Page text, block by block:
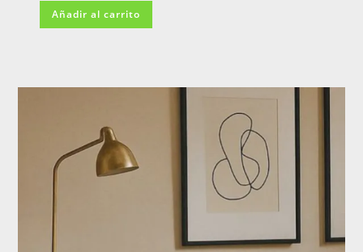
Añadir al carrito